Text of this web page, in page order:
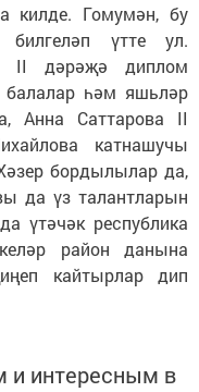
килде. Гомумән, бу
үтте ул.
II дәрәҗә диплом
балалар һәм яшьләр
Анна Саттарова II
катнашучы
бордылылар да,
да үз талантларын
үтәчәк республика
район данына
кайтырлар дип
интересным в